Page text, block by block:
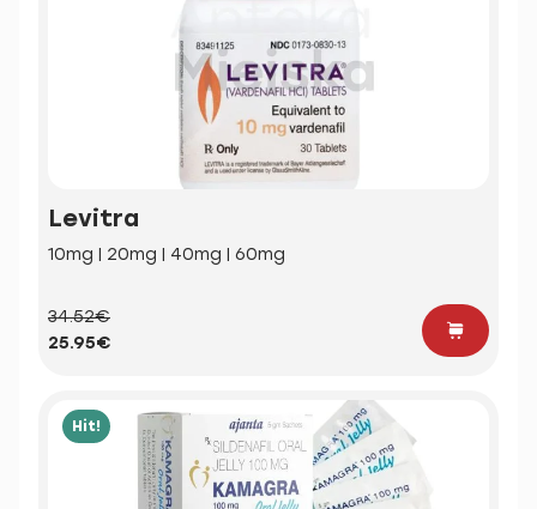
Levitra
10mg | 20mg | 40mg | 60mg
34.52€
25.95€
Hit!